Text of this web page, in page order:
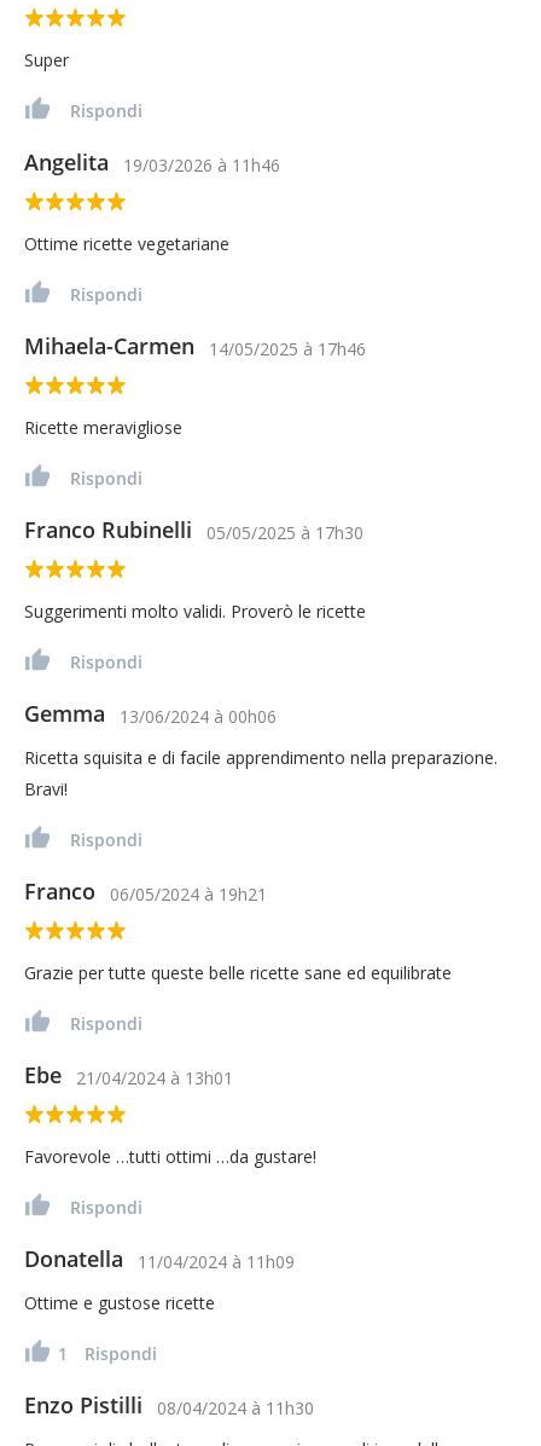
Super
Rispondi
Angelita 19/03/2026 à 11h46
Ottime ricette vegetariane
Rispondi
Mihaela-Carmen 14/05/2025 à 17h46
Ricette meravigliose
Rispondi
Franco Rubinelli 05/05/2025 à 17h30
Suggerimenti molto validi. Proverò le ricette
Rispondi
Gemma 13/06/2024 à 00h06
Ricetta squisita e di facile apprendimento nella preparazione.
Bravi!
Rispondi
Franco 06/05/2024 à 19h21
Grazie per tutte queste belle ricette sane ed equilibrate
Rispondi
Ebe 21/04/2024 à 13h01
Favorevole …tutti ottimi …da gustare!
Rispondi
Donatella 11/04/2024 à 11h09
Ottime e gustose ricette
1 Rispondi
Enzo Pistilli 08/04/2024 à 11h30